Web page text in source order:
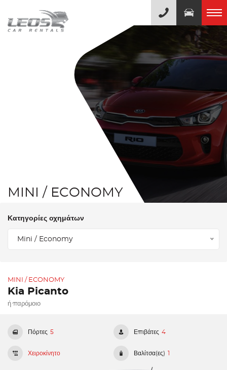
MINI / ECONOMY
Κατηγορίες οχημάτων
Mini / Economy
MINI / ECONOMY
Kia Picanto
ή παρόμοιο
Πόρτες 5 Επιβάτες 4
Χειροκίνητο Βαλίτσα(ες) 1